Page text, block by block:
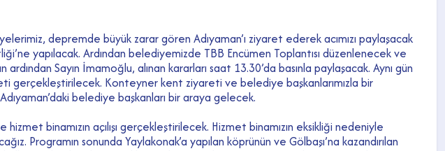
depremde büyük zarar gören Adıyaman’ı ziyaret ederek acımızı paylaşacak
yapılacak. Ardından belediyemizde TBB Encümen Toplantısı düzenlenecek ve
Sayın İmamoğlu, alınan kararları saat 13.30’da basınla paylaşacak. Aynı gün
gerçekleştirilecek. Konteyner kent ziyareti ve belediye başkanlarımızla bir
belediye başkanları bir araya gelecek.
binamızın açılışı gerçekleştirilecek. Hizmet binamızın eksikliği nedeniyle
Programın sonunda Yaylakonak’a yapılan köprünün ve Gölbaşı’na kazandırılan